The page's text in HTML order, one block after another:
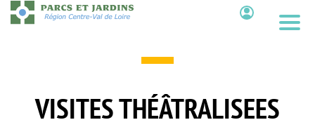
Aller
au
VISITES THÉÂTRALISEES